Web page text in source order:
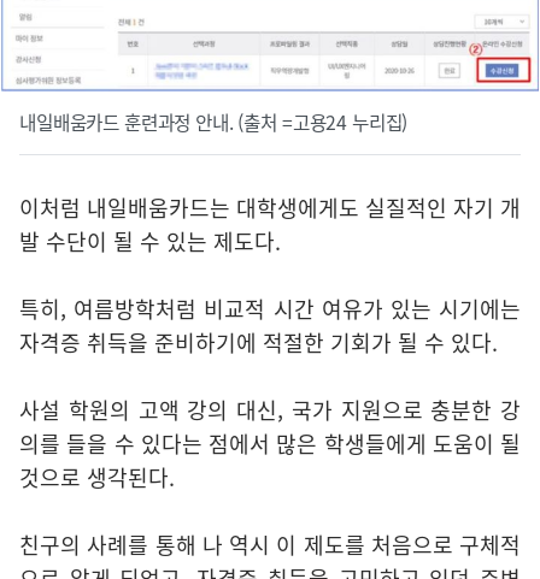
내일배움카드 훈련과정 안내. (출처 =고용24 누리집)
이처럼 내일배움카드는 대학생에게도 실질적인 자기 개
발 수단이 될 수 있는 제도다.
특히, 여름방학처럼 비교적 시간 여유가 있는 시기에는
자격증 취득을 준비하기에 적절한 기회가 될 수 있다.
사설 학원의 고액 강의 대신, 국가 지원으로 충분한 강
의를 들을 수 있다는 점에서 많은 학생들에게 도움이 될
것으로 생각된다.
친구의 사례를 통해 나 역시 이 제도를 처음으로 구체적